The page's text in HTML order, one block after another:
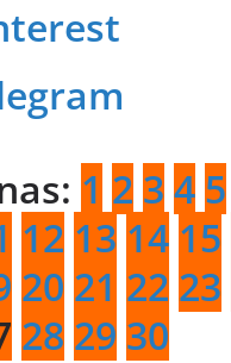
1 2 3 4 5
12 13 14 15
20 21 22 23
28 29 30